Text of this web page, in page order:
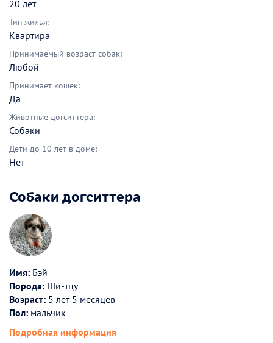
20 лет
Тип жилья:
Квартира
Принимаемый возраст собак:
Любой
Принимает кошек:
Да
Животные догситтера:
Собаки
Дети до 10 лет в доме:
Нет
Собаки догситтера
Имя: Бэй
Порода: Ши-тцу
Возраст: 5 лет 5 месяцев
Пол: мальчик
Подробная информация